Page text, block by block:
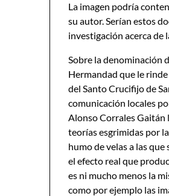
La imagen podría
su autor. Serían estos
investigación acerca de
Sobre la denominación
Hermandad que le
del Santo Crucifijo de
comunicación locales
Alonso Corrales Gaitán
teorías esgrimidas por
humo de velas a las
el efecto real que
es ni mucho menos la
como por ejemplo las